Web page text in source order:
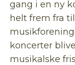
gang i en ny
helt frem fra
koncerter
musikalske